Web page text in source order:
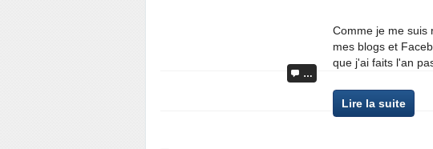
…
Comme je me suis
mes blogs et
que j'ai faits l'an
Lire la suite